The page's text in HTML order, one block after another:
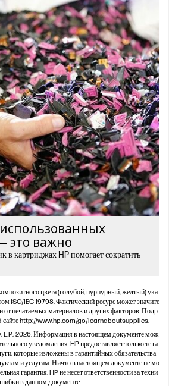
это важно
в картриджах HP помогает сократить
цвета (голубой, пурпурный, желтый) ука
ISO/IEC 19798. Фактический ресурс может значите
от печатаемых материалов и других факторов. Подр
сайте http://www.hp.com/go/learnaboutsupplies.
2026. Информация в настоящем документе мож
уведомления. HP предоставляет только те га
которые изложены в гарантийных обязательства
и услугам. Ничто в настоящем документе не мо
гарантия. HP не несет ответственности за техни
в данном документе.